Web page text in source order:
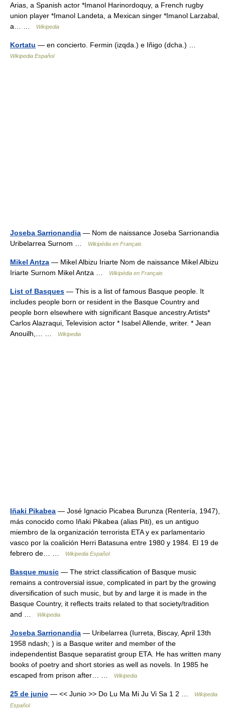
Arias, a Spanish actor *Imanol Harinordoquy, a French rugby
union player *Imanol Landeta, a Mexican singer *Imanol Larzabal,
a… …
Wikipedia
Kortatu — en concierto. Fermin (izqda.) e Iñigo (dcha.) …
Wikipedia Español
Joseba Sarrionandia — Nom de naissance Joseba Sarrionandia
Uribelarrea Surnom …
Wikipédia en Français
Mikel Antza — Mikel Albizu Iriarte Nom de naissance Mikel Albizu
Iriarte Surnom Mikel Antza …
Wikipédia en Français
List of Basques — This is a list of famous Basque people. It
includes people born or resident in the Basque Country and
people born elsewhere with significant Basque ancestry.Artists*
Carlos Alazraqui, Television actor * Isabel Allende, writer. * Jean
Anouilh,… …
Wikipedia
Iñaki Pikabea — José Ignacio Picabea Burunza (Rentería, 1947),
más conocido como Iñaki Pikabea (alias Piti), es un antiguo
miembro de la organización terrorista ETA y ex parlamentario
vasco por la coalición Herri Batasuna entre 1980 y 1984. El 19 de
febrero de… …
Wikipedia Español
Basque music — The strict classification of Basque music
remains a controversial issue, complicated in part by the growing
diversification of such music, but by and large it is made in the
Basque Country, it reflects traits related to that society/tradition
and …
Wikipedia
Joseba Sarrionandia — Uribelarrea (Iurreta, Biscay, April 13th
1958 ndash; ) is a Basque writer and member of the
independentist Basque separatist group ETA. He has written many
books of poetry and short stories as well as novels. In 1985 he
escaped from prison after… …
Wikipedia
25 de junio — << Junio >> Do Lu Ma Mi Ju Vi Sa 1 2 …
Wikipedia
Español